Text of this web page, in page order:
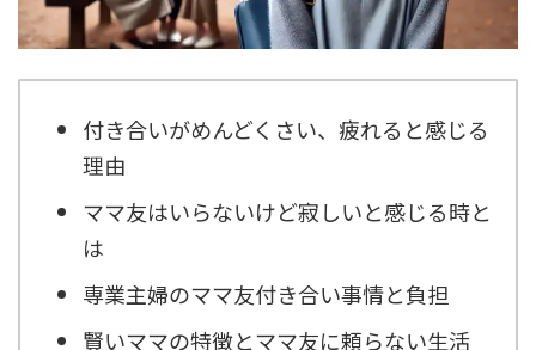
付き合いがめんどくさい、疲れると感じる
理由
ママ友はいらないけど寂しいと感じる時と
は
専業主婦のママ友付き合い事情と負担
賢いママの特徴とママ友に頼らない生活